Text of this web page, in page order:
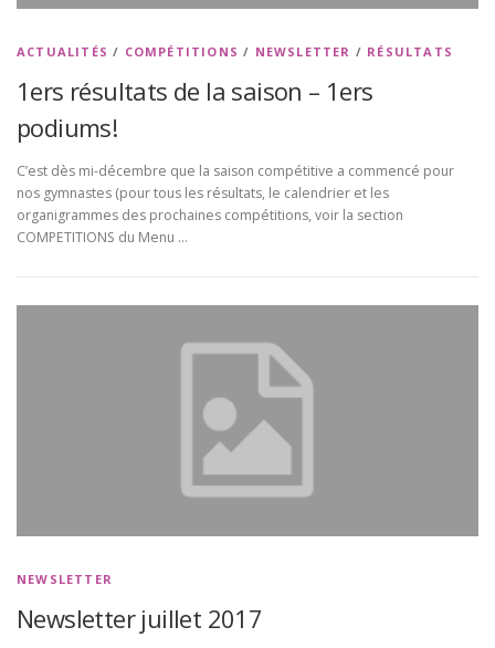
ACTUALITÉS / COMPÉTITIONS / NEWSLETTER / RÉSULTATS
1ers résultats de la saison – 1ers
podiums!
C’est dès mi-décembre que la saison compétitive a commencé pour
nos gymnastes (pour tous les résultats, le calendrier et les
organigrammes des prochaines compétitions, voir la section
COMPETITIONS du Menu …
NEWSLETTER
Newsletter juillet 2017